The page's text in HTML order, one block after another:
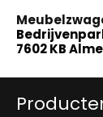
7602 KB